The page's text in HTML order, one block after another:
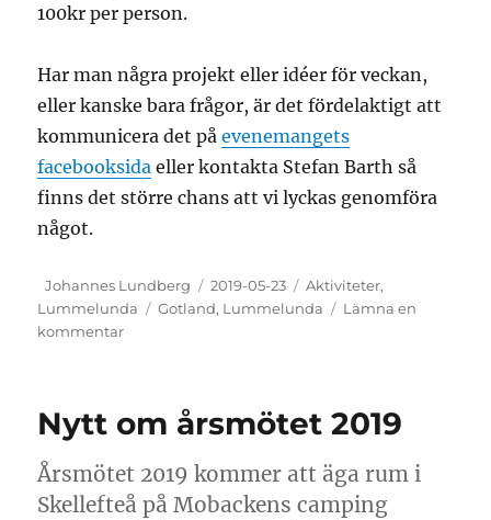
100kr per person.
Har man några projekt eller idéer för veckan,
eller kanske bara frågor, är det fördelaktigt att
kommunicera det påevenemangets
facebooksida eller kontakta Stefan Barth så
finns det större chans att vi lyckas genomföra
något.
Författare
Johannes Lundberg
Publicerat
den
2019-05-23 Kategorier
Aktiviteter,
Lummelunda
Etiketter
Gotland, Lummelunda
Lämna en
kommentartill
Nytt om årsmötet 2019
Årsmötet 2019 kommer att äga rum i
Skellefteå på Mobackens camping